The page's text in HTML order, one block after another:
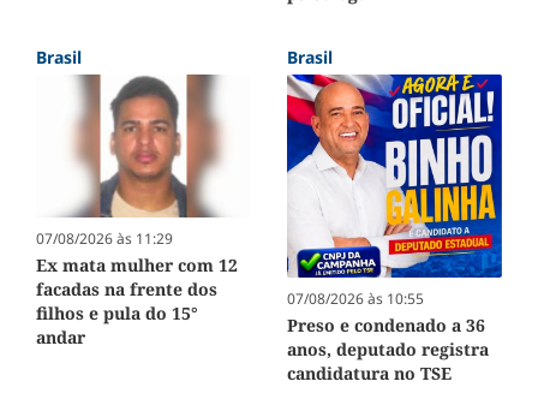
Brasil
07/08/2026 às 11:29
Ex mata mulher com 12
facadas na frente dos
filhos e pula do 15°
andar
Brasil
07/08/2026 às 10:55
Preso e condenado a 36
anos, deputado registra
candidatura no TSE